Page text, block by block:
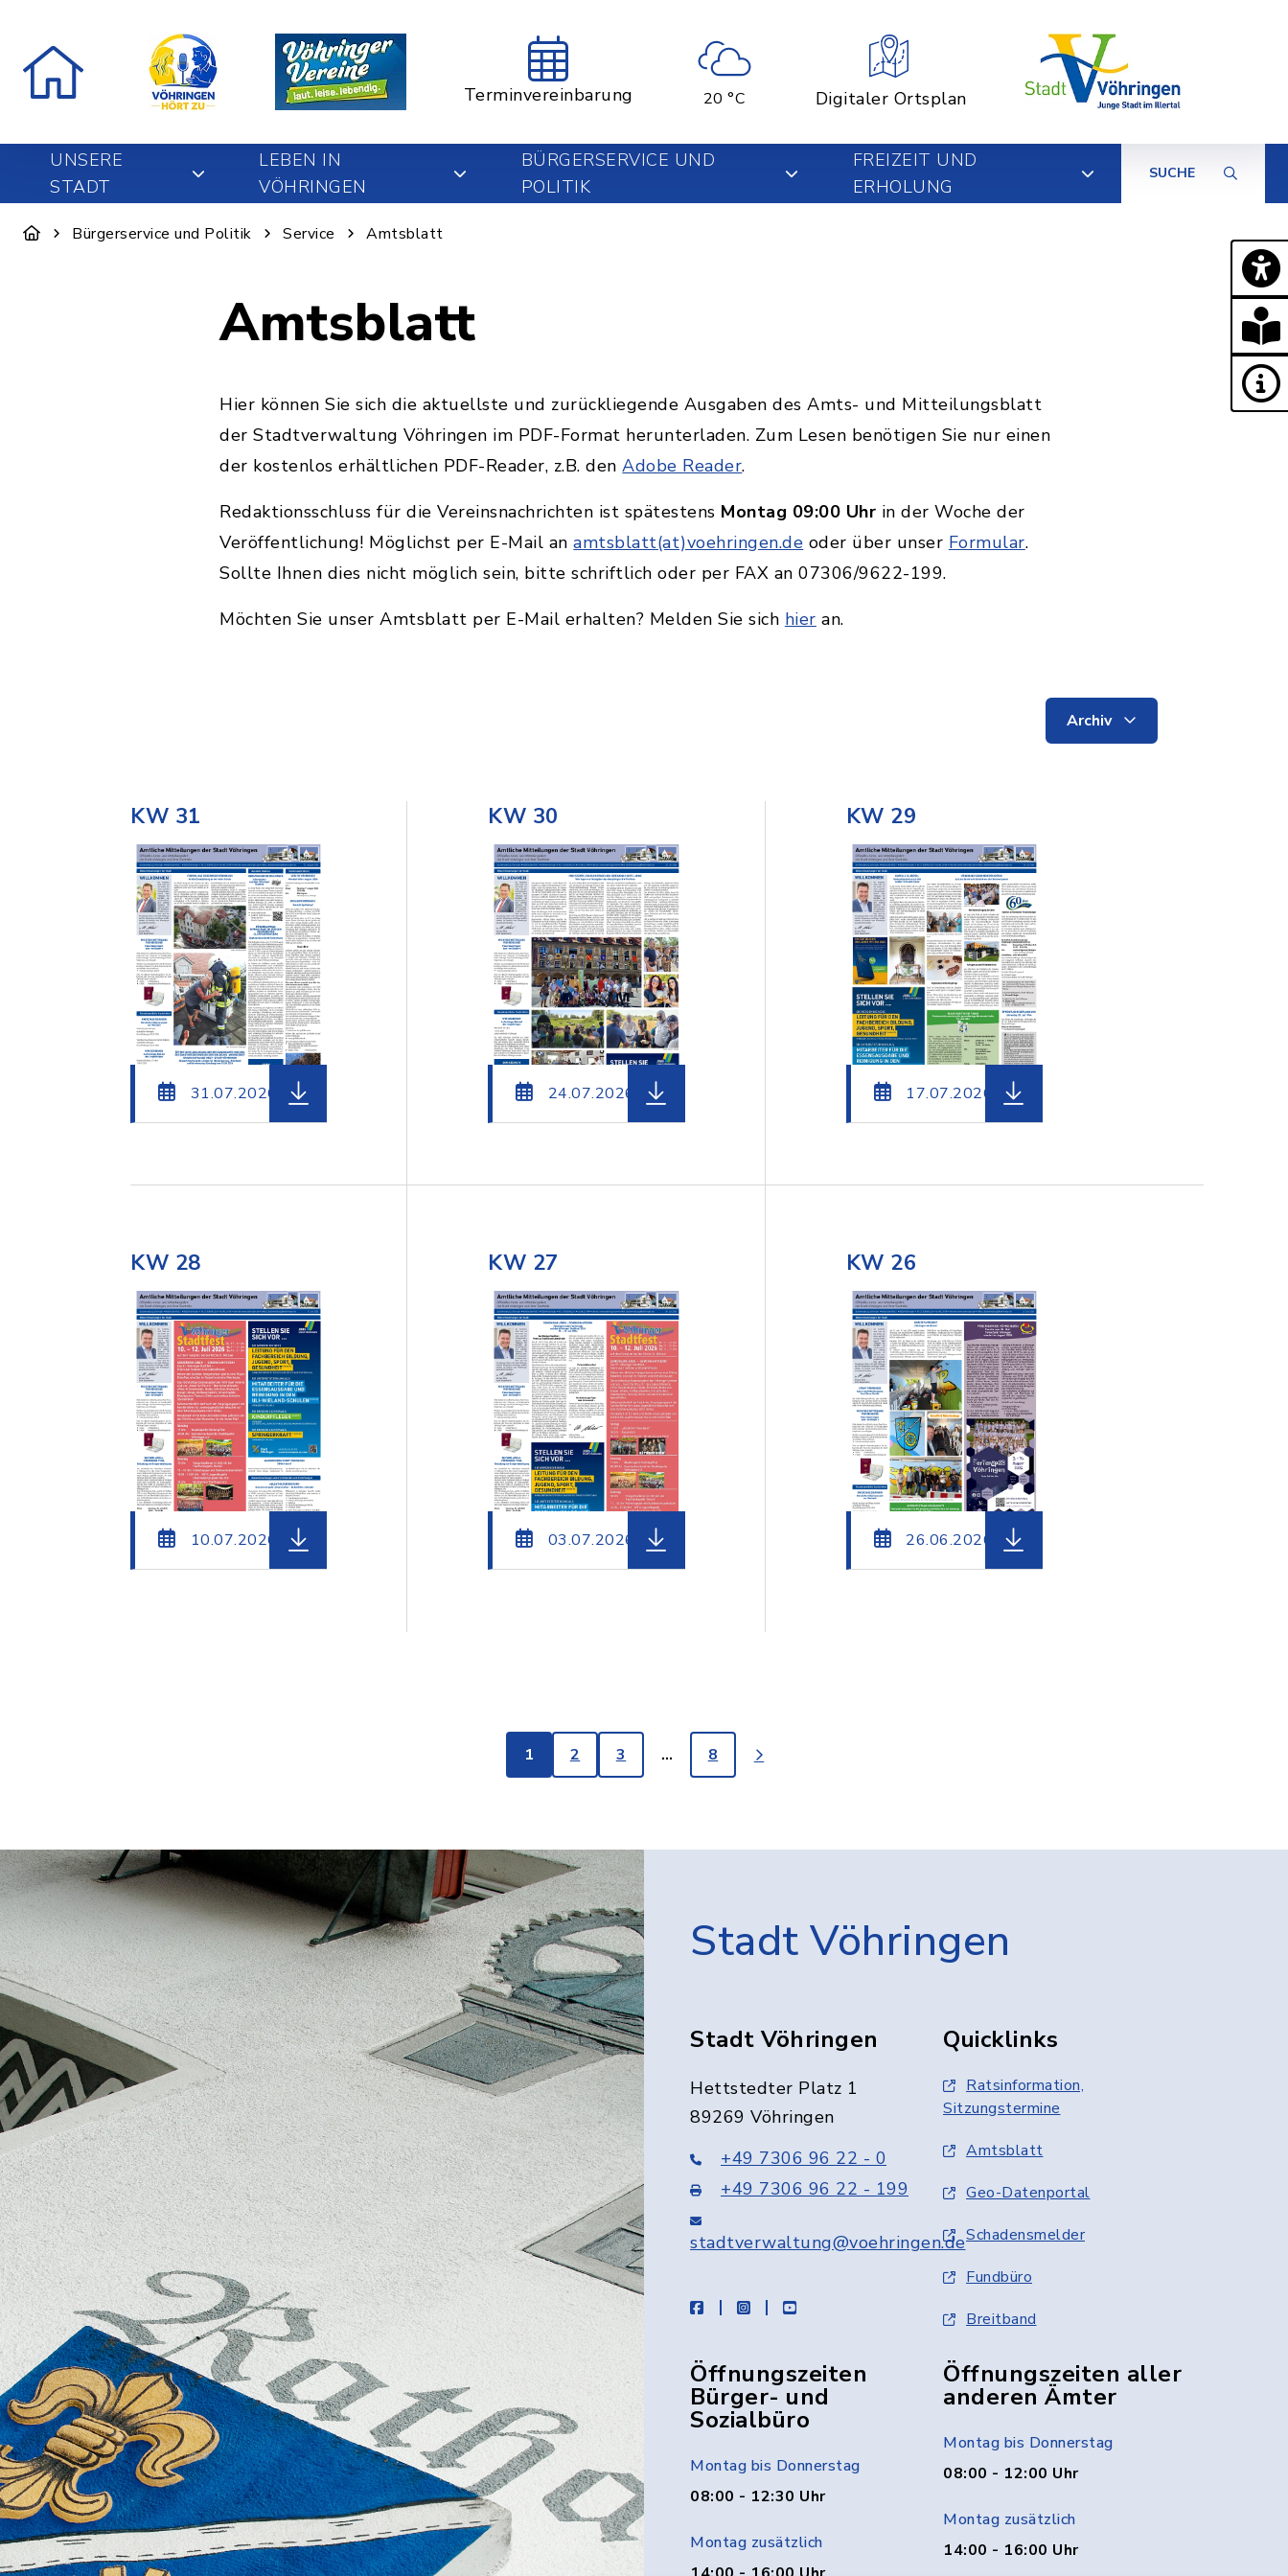
Terminvereinbarung 20 °C Digitaler Ortsplan
UNSERE
STADT
LEBEN IN
VÖHRINGEN
BÜRGERSERVICE UND
POLITIK
FREIZEIT UND
ERHOLUNG
SUCHE
Bürgerservice und Politik Service Amtsblatt
Amtsblatt
Hier können Sie sich die aktuellste und zurückliegende Ausgaben des Amts- und Mitteilungsblatt
der Stadtverwaltung Vöhringen im PDF-Format herunterladen. Zum Lesen benötigen Sie nur einen
der kostenlos erhältlichen PDF-Reader, z.B. denAdobe Reader.
Redaktionsschluss für die Vereinsnachrichten ist spätestens Montag 09:00 Uhr in der Woche der
Veröffentlichung! Möglichst per E-Mail anamtsblatt(at)voehringen.de oder über unser Formular.
Sollte Ihnen dies nicht möglich sein, bitte schriftlich oder per FAX an 07306/9622-199.
Möchten Sie unser Amtsblatt per E-Mail erhalten? Melden Sie sich hier an.
Archiv
KW 31
31.07.2026
herunterladen (Dateiname: Amtsblatt_Voehringen_KW31_2026.pdf, Dateierweiterung: pdf, Dateigröße: 673,66 KB)
KW 30
24.07.2026
herunterladen (Dateiname: Amtsblatt_Voehringen_KW30_2026.pdf,
KW 29
17.07.2026
herunterladen (Dateiname:
KW 28
10.07.2026
herunterladen (Dateiname: Amtsblatt_Voehringen_KW28_2026.pdf, Dateierweiterung: pdf, Dateigröße: 628,55 KB)
KW 27
03.07.2026
herunterladen (Dateiname: Amtsblatt_Voehringen_KW27_2026.pdf,
KW 26
26.06.2026
herunterladen (Dateiname:
1 2 3 … 8
Stadt Vöhringen
Stadt Vöhringen
Hettstedter Platz 1
89269 Vöhringen
+49 7306 96 22 - 0
+49 7306 96 22 - 199
stadtverwaltung@voehringen.de
facebookinstagramyoutube
Quicklinks
Ratsinformation,
Sitzungstermine
Amtsblatt
Geo-Datenportal
Schadensmelder
Fundbüro
Breitband
Öffnungszeiten
Bürger- und
Sozialbüro
Montag bis Donnerstag
08:00 - 12:30 Uhr
Montag zusätzlich
Öffnungszeiten aller
anderen Ämter
Montag bis Donnerstag
08:00 - 12:00 Uhr
Montag zusätzlich
14:00 - 16:00 Uhr